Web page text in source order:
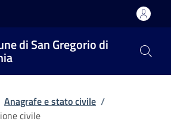
di San Gregorio di
Anagrafe e stato civile /
civile